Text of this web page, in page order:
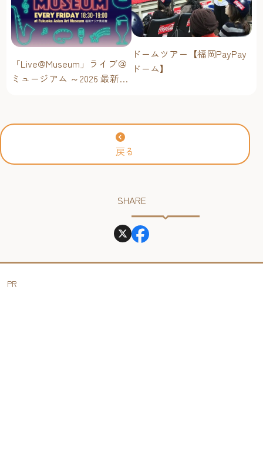
「Live@Museum」ライブ＠
ミュージアム ～2026 最新イ
ドームツアー【福岡PayPay
ドーム】
戻る
SHARE
PR